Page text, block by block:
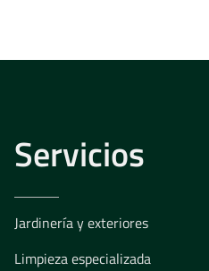
Servicios
Jardinería y exteriores
Limpieza especializada